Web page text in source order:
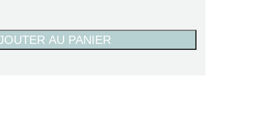
AU PANIER